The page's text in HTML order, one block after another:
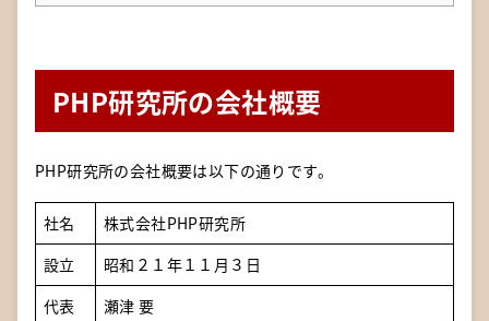
PHP研究所の会社概要
PHP研究所の会社概要は以下の通りです。
社名
株式会社PHP研究所
設立
昭和２１年１１月３日
代表
瀬津 要